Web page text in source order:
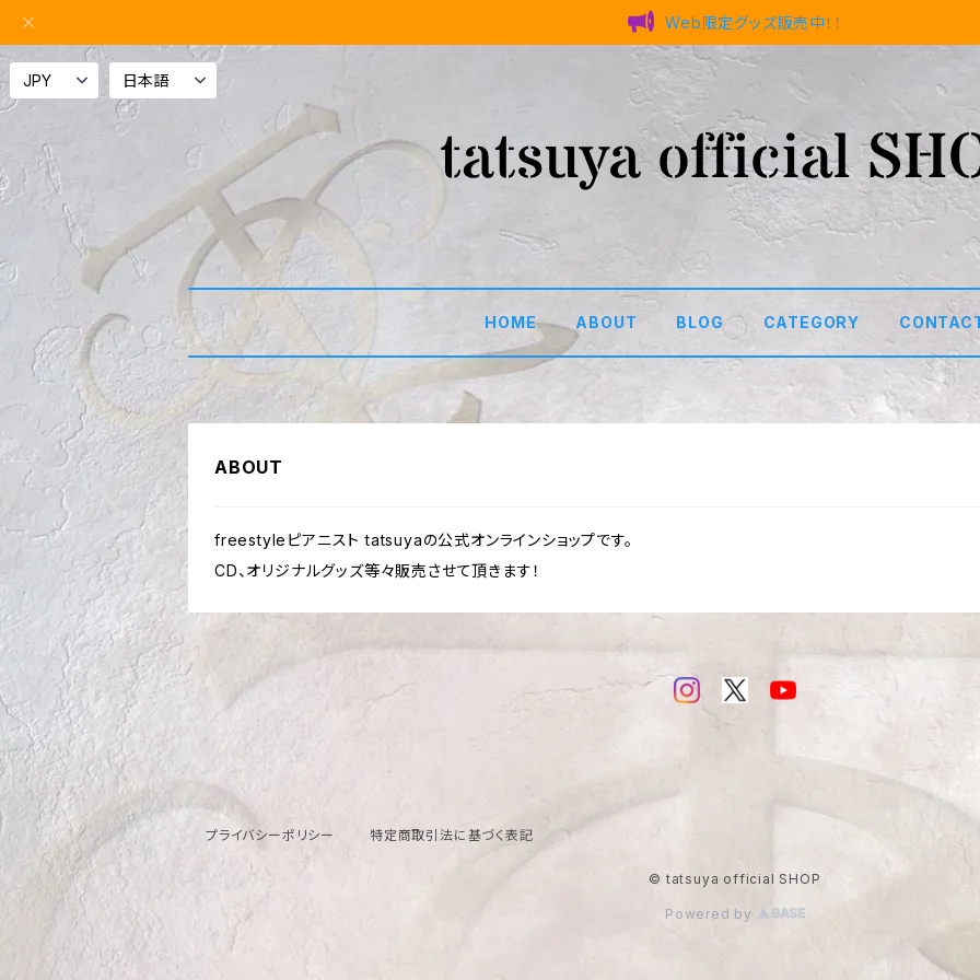
Web限定グッズ販売中！！
HOME ABOUT BLOG CATEGORY
ABOUT
freestyleピアニスト tatsuyaの公式オンラインショップです。
CD、オリジナルグッズ等々販売させて頂きます！
プライバシーポリシー 特定商取引法に基づく表記
© tatsuya official SHOP
Powered by